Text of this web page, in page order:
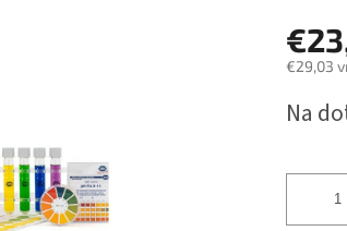
€29,03
cena:
Na